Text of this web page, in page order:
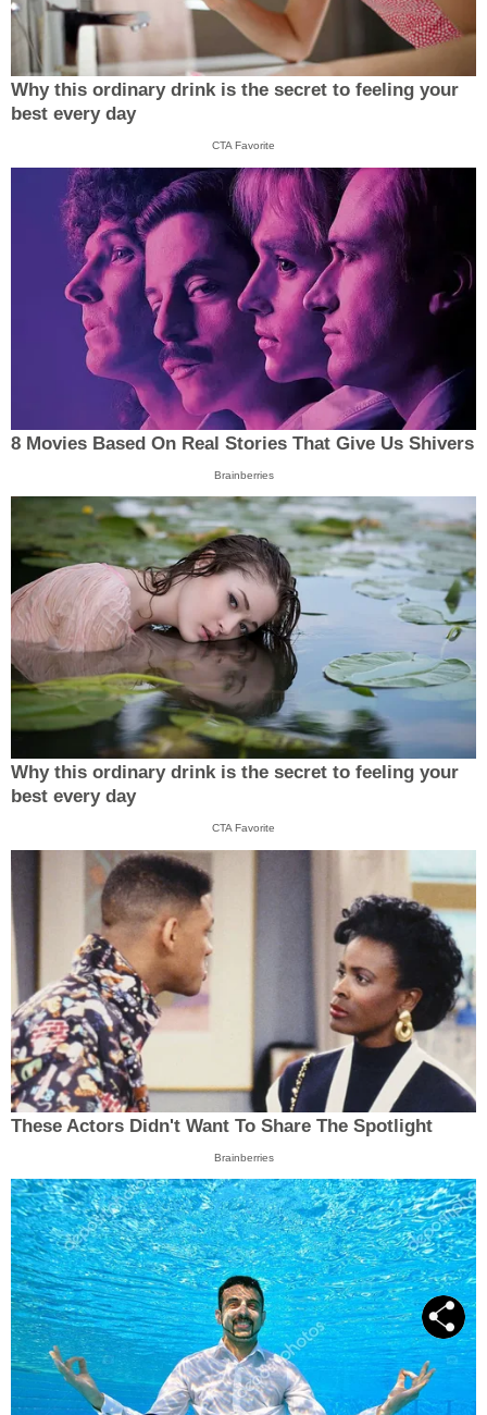
Why this ordinary drink is the secret to feeling your
best every day
CTA Favorite
8 Movies Based On Real Stories That Give Us Shivers
Brainberries
Why this ordinary drink is the secret to feeling your
best every day
CTA Favorite
These Actors Didn't Want To Share The Spotlight
Brainberries